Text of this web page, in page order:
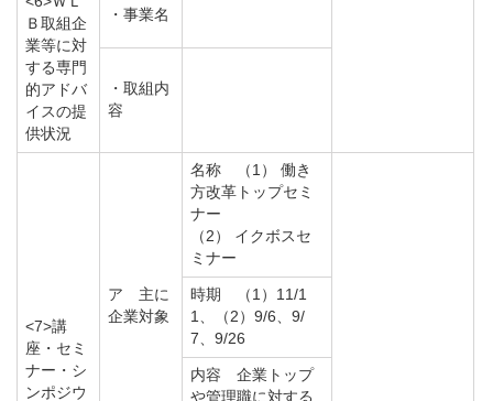
Ｂ取組企
業等に対
する専門
的アドバ
イスの提
供状況
・事業名
・取組内
容
<7>講
座・セミ
ナー・シ
ンポジウ
ア 主に
企業対象
名称 （1） 働き
方改革トップセミ
ナー
（2） イクボスセ
ミナー
時期 （1）11/1
1、（2）9/6、9/
7、9/26
内容 企業トップ
や管理職に対する